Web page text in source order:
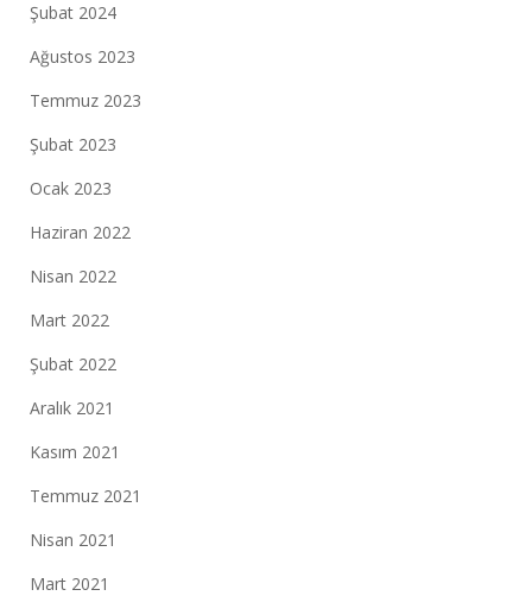
Şubat 2024
Ağustos 2023
Temmuz 2023
Şubat 2023
Ocak 2023
Haziran 2022
Nisan 2022
Mart 2022
Şubat 2022
Aralık 2021
Kasım 2021
Temmuz 2021
Nisan 2021
Mart 2021